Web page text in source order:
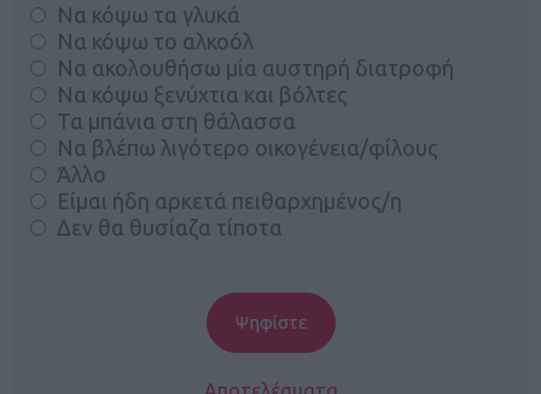
Να κόψω τα γλυκά
Να κόψω το αλκοόλ
Να ακολουθήσω μία αυστηρή διατροφή
Να κόψω ξενύχτια και βόλτες
Τα μπάνια στη θάλασσα
Να βλέπω λιγότερο οικογένεια/φίλους
Άλλο
Είμαι ήδη αρκετά πειθαρχημένος/η
Δεν θα θυσίαζα τίποτα